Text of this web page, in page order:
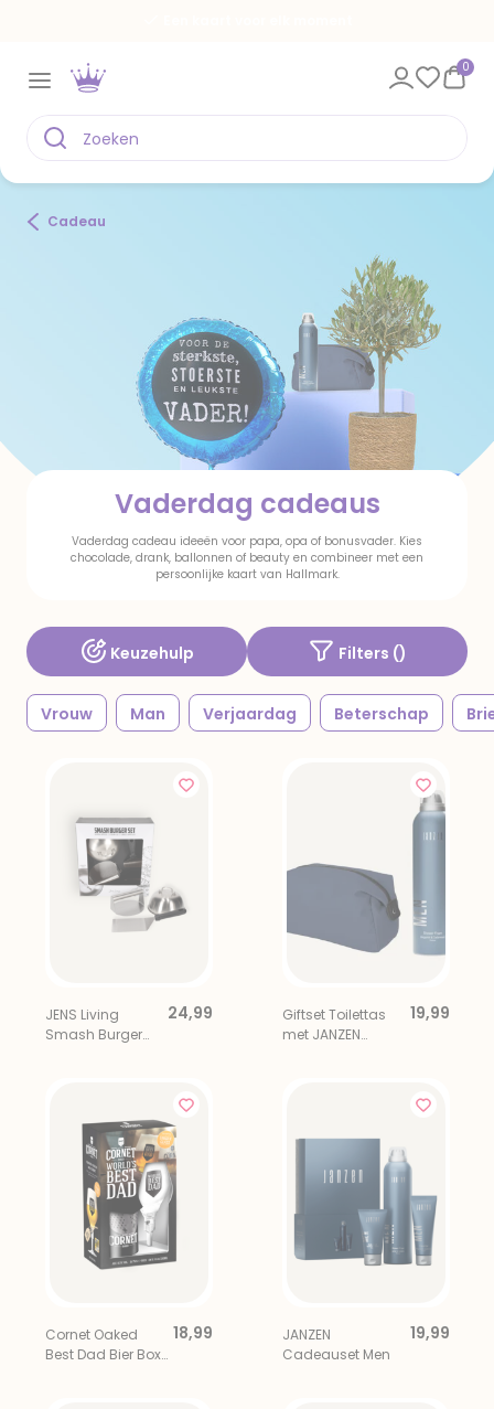
0
Cadeau
Vaderdag cadeaus
Vaderdag cadeau ideeën voor papa, opa of bonusvader. Kies
chocolade, drank, ballonnen of beauty en combineer met een
persoonlijke kaart van Hallmark.
Keuzehulp Filters ()
Vrouw Man Verjaardag Beterschap
JENS Living
Smash Burger
24,99
Giftset Toilettas
met JANZEN
19,99
Cornet Oaked
Best Dad Bier Box
18,99
JANZEN
Cadeauset Men
19,99